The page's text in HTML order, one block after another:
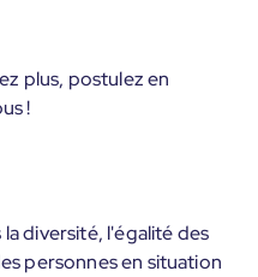
plus, postulez en
!
diversité, l'égalité des
personnes en situation